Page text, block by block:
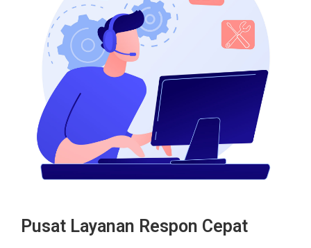
Pusat Layanan Respon Cepat